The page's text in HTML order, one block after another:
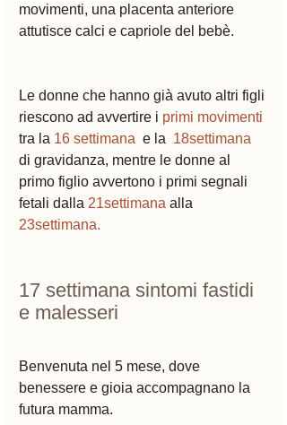
movimenti, una placenta anteriore
attutisce calci e capriole del bebè.
Le donne che hanno già avuto altri figli
riescono ad avvertire i primi movimenti
tra la 16 settimana e la 18settimana
di gravidanza, mentre le donne al
primo figlio avvertono i primi segnali
fetali dalla 21settimana alla
23settimana.
17 settimana sintomi fastidi
e malesseri
Benvenuta nel 5 mese, dove
benessere e gioia accompagnano la
futura mamma.